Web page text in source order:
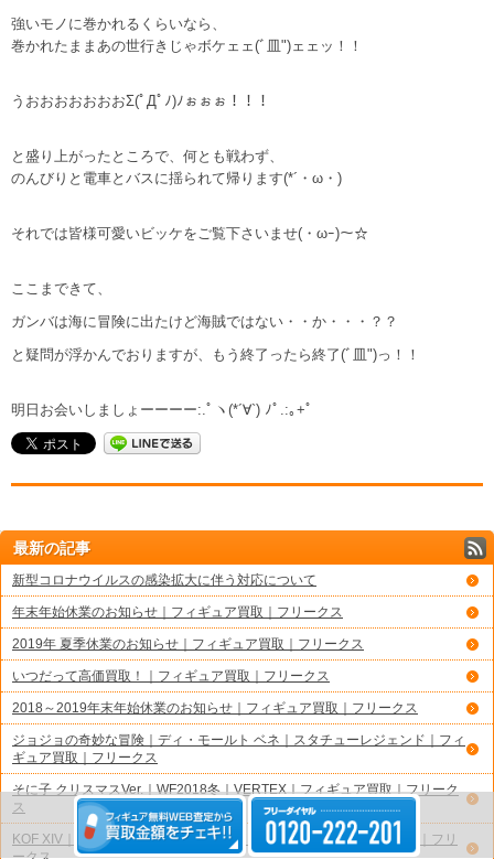
強いモノに巻かれるくらいなら、
巻かれたままあの世行きじゃボケェェ(ﾞ皿")ェェッ！！
うおおおおおおおΣ(ﾟДﾟﾉ)ﾉぉぉぉ！！！
と盛り上がったところで、何とも戦わず、
のんびりと電車とバスに揺られて帰ります(*´・ω・)
それでは皆様可愛いビッケをご覧下さいませ(・ωｰ)～☆
ここまできて、
ガンバは海に冒険に出たけど海賊ではない・・か・・・？？
と疑問が浮かんでおりますが、もう終了ったら終了(ﾞ皿")っ！！
明日お会いしましょーーーー:.ﾟヽ(*´∀`) ﾉﾟ.:｡+ﾟ
最新の記事
新型コロナウイルスの感染拡大に伴う対応について
年末年始休業のお知らせ｜フィギュア買取｜フリークス
2019年 夏季休業のお知らせ｜フィギュア買取｜フリークス
いつだって高価買取！｜フィギュア買取｜フリークス
2018～2019年末年始休業のお知らせ｜フィギュア買取｜フリークス
ジョジョの奇妙な冒険｜ディ・モールト ベネ｜スタチューレジェンド｜フィ
ギュア買取｜フリークス
そに子 クリスマスVer.｜WF2018冬｜VERTEX｜フィギュア買取｜フリーク
ス
KOF XIV｜不知火舞 AMAKUNI｜グリズリーパンダ｜フィギュア買取｜フリ